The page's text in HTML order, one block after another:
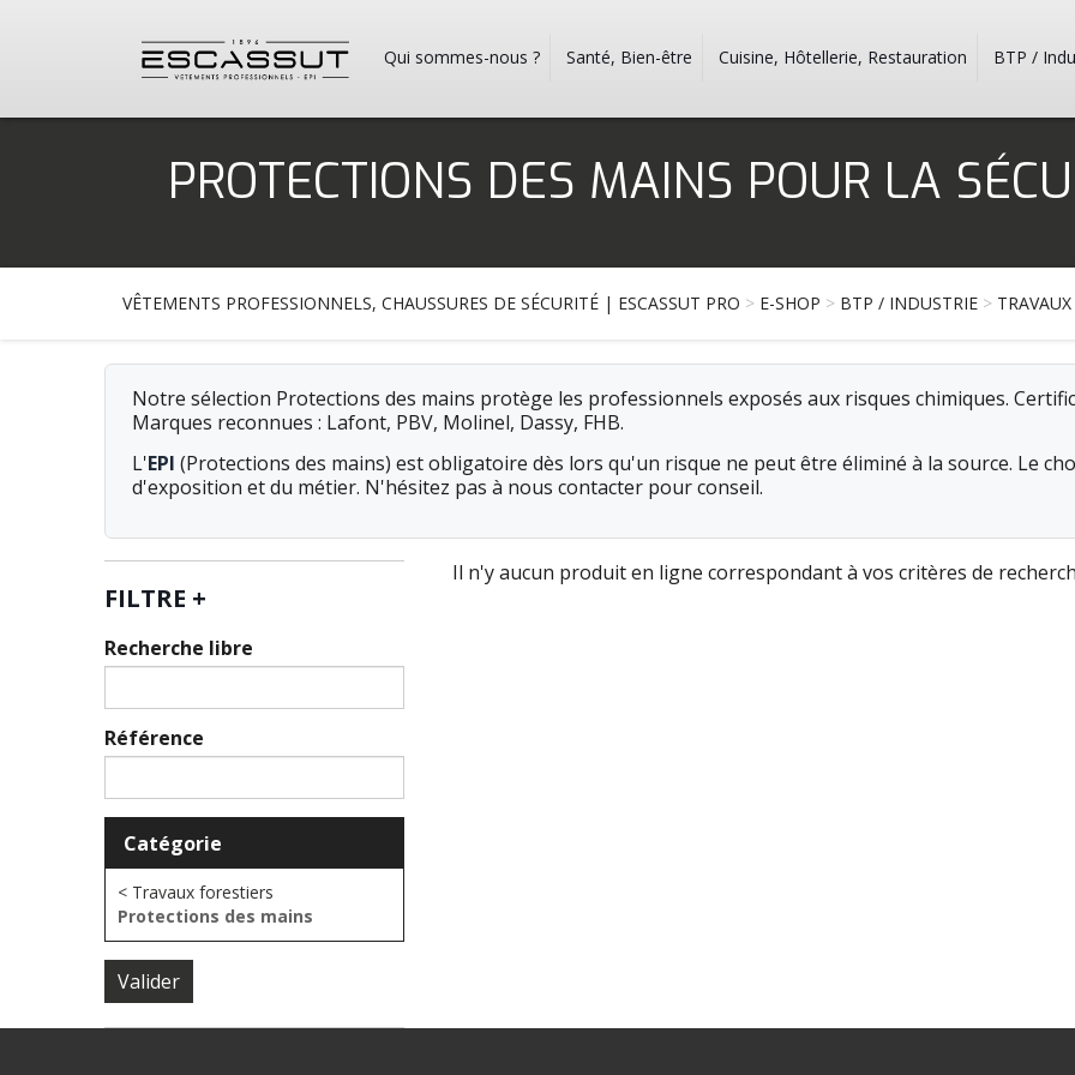
Qui sommes-nous ? Santé, Bien-être Cuisine, Hôtellerie, Restauration BTP /
PROTECTIONS DES MAINS POUR LA
VÊTEMENTS PROFESSIONNELS, CHAUSSURES DE SÉCURITÉ | ESCASSUT PRO > E-SHOP > BTP / INDUSTRIE >
Notre sélection Protections des mains protège les professionnels exposés aux risques chimiques.
Marques reconnues : Lafont, PBV, Molinel, Dassy, FHB.
L'EPI (Protections des mains) est obligatoire dès lors qu'un risque ne peut être éliminé à la source. Le
d'exposition et du métier. N'hésitez pas à nous contacter pour conseil.
FILTRE +
Recherche libre
Référence
Catégorie
< Travaux forestiers
Protections des mains
Il n'y aucun produit en ligne correspondant à vos critères de